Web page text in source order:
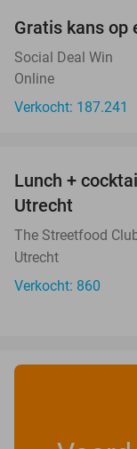
Gratis kans op
Social Deal Win
Online
Verkocht: 187.241
Lunch +
Utrecht
The Streetfood
Utrecht
Verkocht: 860